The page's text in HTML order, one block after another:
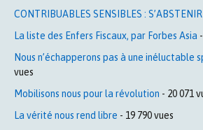
CONTRIBUABLES SENSIBLES :
La liste des Enfers Fiscaux, par Forbes Asia
Nous n’échapperons pas à une inéluctable
vues
Mobilisons nous pour la révolution - 20 071
La vérité nous rend libre - 19 790 vues